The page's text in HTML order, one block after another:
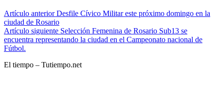
Artículo anterior Desfile Cívico Militar este próximo domingo en la
ciudad de Rosario
Artículo siguiente Selección Femenina de Rosario Sub13 se
encuentra representando la ciudad en el Campeonato nacional de
Fútbol.
El tiempo – Tutiempo.net